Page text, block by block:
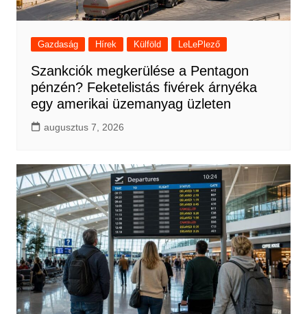
Gazdaság Hírek Külföld LeLePlező
Szankciók megkerülése a Pentagon
pénzén? Feketelistás fivérek árnyéka
egy amerikai üzemanyag üzleten
augusztus 7, 2026